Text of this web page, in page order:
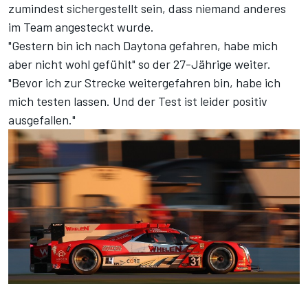
zumindest sichergestellt sein, dass niemand anderes
im Team angesteckt wurde.
"Gestern bin ich nach Daytona gefahren, habe mich
aber nicht wohl gefühlt" so der 27-Jährige weiter.
"Bevor ich zur Strecke weitergefahren bin, habe ich
mich testen lassen. Und der Test ist leider positiv
ausgefallen."